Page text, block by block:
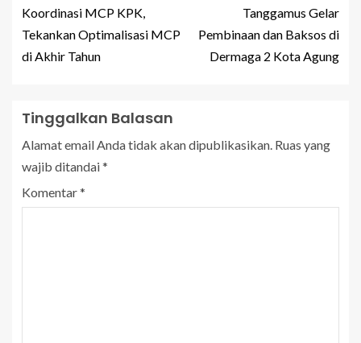
Koordinasi MCP KPK,
Tekankan Optimalisasi MCP
di Akhir Tahun
Tanggamus Gelar
Pembinaan dan Baksos di
Dermaga 2 Kota Agung
Tinggalkan Balasan
Alamat email Anda tidak akan dipublikasikan. Ruas yang
wajib ditandai*
Komentar*